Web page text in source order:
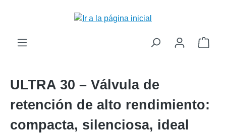
El
ULTRA 30 – Válvula de
retención de alto rendimiento:
compacta, silenciosa, ideal